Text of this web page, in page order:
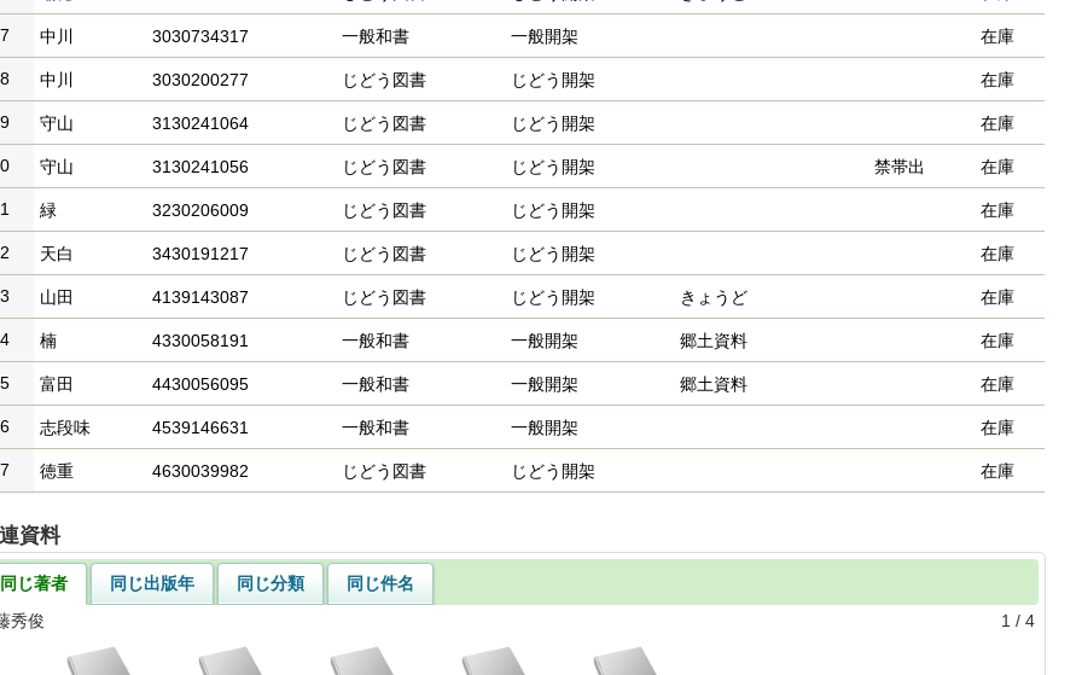
中川 3030734317 一般和書 一般開架 在庫
中川 3030200277 じどう図書 じどう開架 在庫
守山 3130241064 じどう図書 じどう開架 在庫
守山 3130241056 じどう図書 じどう開架 禁帯出 在庫
緑 3230206009 じどう図書 じどう開架 在庫
天白 3430191217 じどう図書 じどう開架 在庫
山田 4139143087 じどう図書 じどう開架 きょうど 在庫
楠 4330058191 一般和書 一般開架 郷土資料 在庫
富田 4430056095 一般和書 一般開架 郷土資料 在庫
志段味 4539146631 一般和書 一般開架 在庫
徳重 4630039982 じどう図書 じどう開架 在庫
資料
同じ著者 同じ出版年 同じ分類
同じ件名
秀俊
1 / 4